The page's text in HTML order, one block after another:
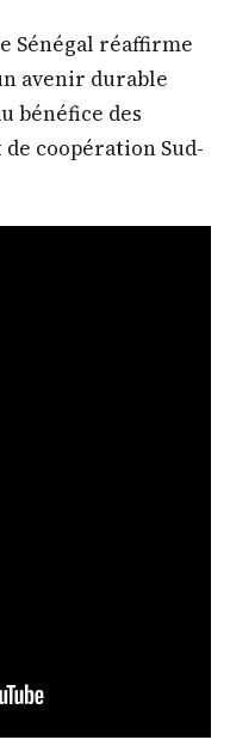
Sénégal réaffirme
avenir durable
bénéfice des
coopération Sud-